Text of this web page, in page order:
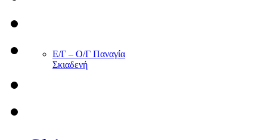
Ε/Γ – Ο/Γ Παναγία
Σκιαδενή